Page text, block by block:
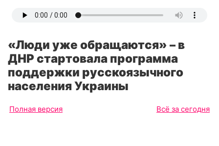
«Люди уже обращаются» – в
ДНР стартовала программа
поддержки русскоязычного
населения Украины
Полная версия Всё за сегодня